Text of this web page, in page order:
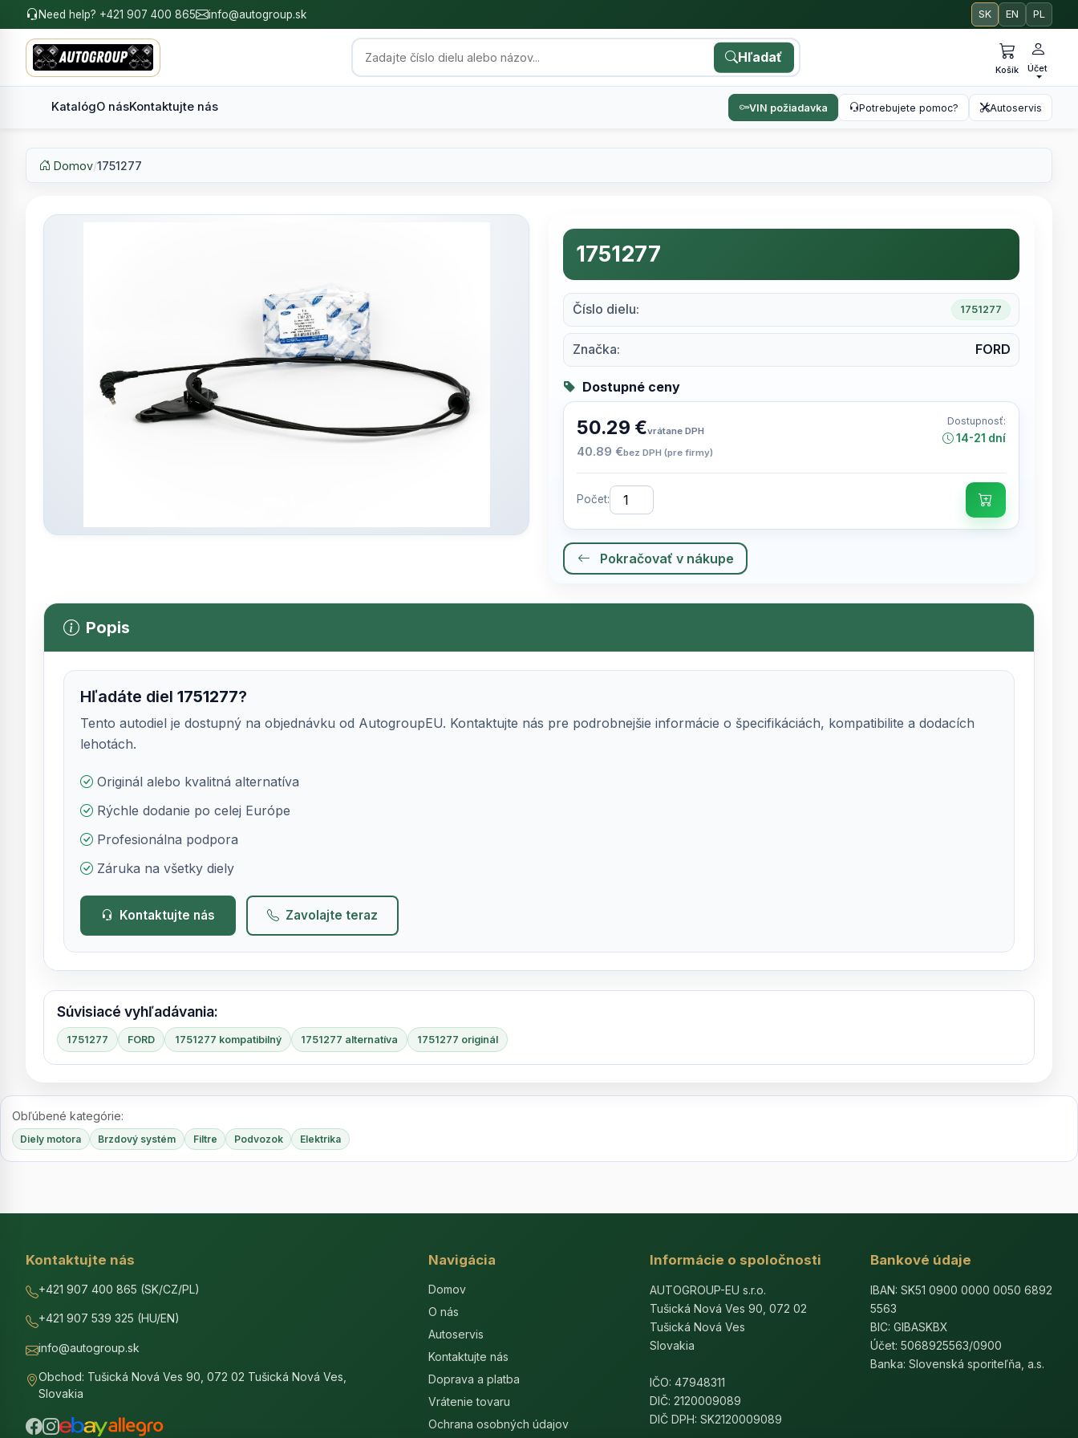
Need help? +421 907 400 865 info@autogroup.sk SK EN PL
Hľadať
Košík Účet
KatalógO násKontaktujte nás VIN požiadavka Potrebujete pomoc? Autoservis
Domov/1751277
1751277
Číslo dielu: 1751277
Značka: FORD
Dostupné ceny
50.29 €vrátane DPH
40.89 €bez DPH (pre firmy)
Dostupnosť:
14-21 dní
Počet:
Pokračovať v nákupe
Popis
Hľadáte diel1751277?
Tento autodiel je dostupný na objednávku od AutogroupEU. Kontaktujte nás pre podrobnejšie informácie o špecifikáciách, kompatibilite a dodacích
lehotách.
Originál alebo kvalitná alternatíva
Rýchle dodanie po celej Európe
Profesionálna podpora
Záruka na všetky diely
Kontaktujte nás Zavolajte teraz
Súvisiacé vyhľadávania:
1751277 FORD 1751277 kompatibilný 1751277 alternatíva 1751277 originál
Obľúbené kategórie:
Diely motora Brzdový systém Filtre Podvozok Elektrika
Kontaktujte nás
+421 907 400 865 (SK/CZ/PL)
+421 907 539 325 (HU/EN)
info@autogroup.sk
Obchod: Tušická Nová Ves 90, 072 02 Tušická Nová Ves,
Slovakia
Navigácia
Domov
O nás
Autoservis
Kontaktujte nás
Doprava a platba
Vrátenie tovaru
Ochrana osobných údajov
Informácie o spoločnosti
AUTOGROUP-EU s.r.o.
Tušická Nová Ves 90, 072 02
Tušická Nová Ves
Slovakia
IČO: 47948311
DIČ: 2120009089
DIČ DPH: SK2120009089
Bankové údaje
IBAN: SK51 0900 0000 0050 6892
5563
BIC: GIBASKBX
Účet: 5068925563/0900
Banka: Slovenská sporiteľňa, a.s.